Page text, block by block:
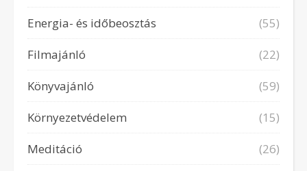
Energia- és időbeosztás
(55)
Filmajánló
(22)
Könyvajánló
(59)
Környezetvédelem
(15)
Meditáció
(26)